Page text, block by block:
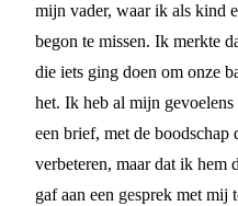
mijn vader, waar ik als kind
begon te missen. Ik merkte
die iets ging doen om onze
het. Ik heb al mijn gevoelens
een brief, met de
verbeteren, maar dat ik
gaf aan een gesprek met mij